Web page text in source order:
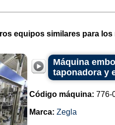
equipos similares para
Máquina
taponadora y
Código máquina: 776-
Marca: Zegla